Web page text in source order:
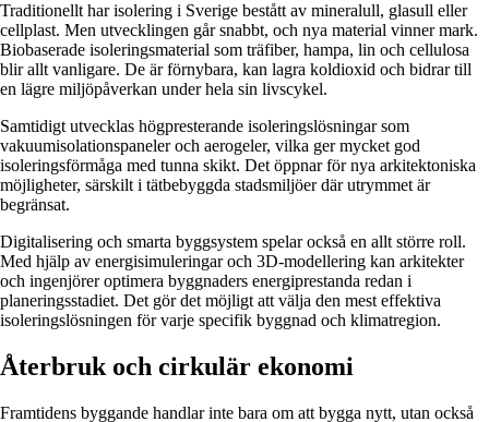
Traditionellt har isolering i Sverige bestått av mineralull, glasull eller
cellplast. Men utvecklingen går snabbt, och nya material vinner mark.
Biobaserade isoleringsmaterial som träfiber, hampa, lin och cellulosa
blir allt vanligare. De är förnybara, kan lagra koldioxid och bidrar till
en lägre miljöpåverkan under hela sin livscykel.
Samtidigt utvecklas högpresterande isoleringslösningar som
vakuumisolationspaneler och aerogeler, vilka ger mycket god
isoleringsförmåga med tunna skikt. Det öppnar för nya arkitektoniska
möjligheter, särskilt i tätbebyggda stadsmiljöer där utrymmet är
begränsat.
Digitalisering och smarta byggsystem spelar också en allt större roll.
Med hjälp av energisimuleringar och 3D-modellering kan arkitekter
och ingenjörer optimera byggnaders energiprestanda redan i
planeringsstadiet. Det gör det möjligt att välja den mest effektiva
isoleringslösningen för varje specifik byggnad och klimatregion.
Återbruk och cirkulär ekonomi
Framtidens byggande handlar inte bara om att bygga nytt, utan också